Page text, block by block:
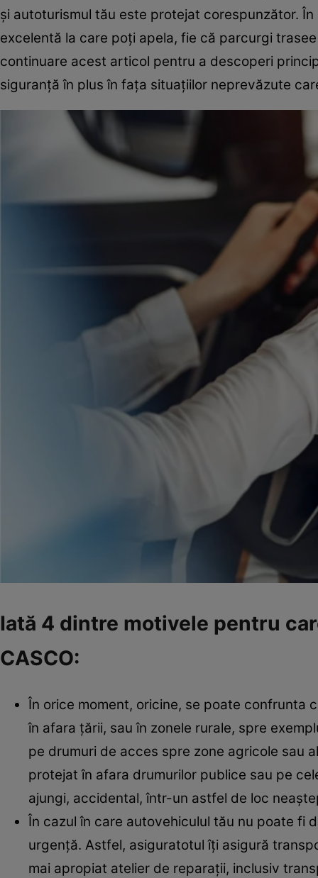
și autoturismul tău este protejat corespunzător.
excelentă la care poți apela, fie că parcurgi
continuare acest articol pentru a descoperi
siguranță în plus în fața situațiilor neprevăzute
Iată 4 dintre motivele pentru
CASCO:
În orice moment, oricine, se poate confrunta
în afara țării, sau în zonele rurale, spre
pe drumuri de acces spre zone agricole sau
protejat în afara drumurilor publice sau pe
ajungi, accidental, într-un astfel de loc
În cazul în care autovehiculul tău nu poate fi
urgență. Astfel, asiguratotul îți asigură
mai apropiat atelier de reparații, inclusiv